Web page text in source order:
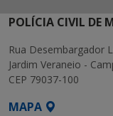
POLÍCIA CIVIL DE
Rua Desembargador
Jardim Veraneio -
CEP 79037-100
MAPA